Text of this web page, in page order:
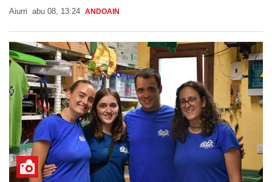
Aiurri abu 08, 13:24 ANDOAIN